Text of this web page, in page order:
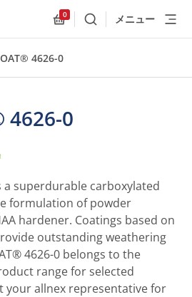
0
検索 メニュー
4626-0
4626-0
4626-
0 a superdurable carboxylated
formulation of powder
hardener. Coatings based on
outstanding weathering
4626-0 belongs to the
range for selected
your allnex representative for